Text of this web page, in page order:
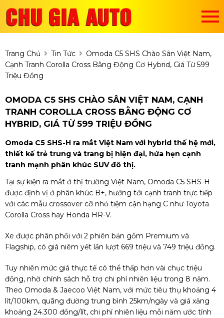
Trang Chủ Tin Tức
Omoda C5 SHS Chào Sân Việt Nam,
Cạnh Tranh Corolla Cross Bằng Động Cơ Hybrid, Giá Từ 599
Triệu Đồng
OMODA C5 SHS CHÀO SÂN VIỆT NAM, CẠNH
TRANH COROLLA CROSS BẰNG ĐỘNG CƠ
HYBRID, GIÁ TỪ 599 TRIỆU ĐỒNG
Omoda C5 SHS-H ra mắt Việt Nam với hybrid thế hệ mới,
thiết kế trẻ trung và trang bị hiện đại, hứa hẹn cạnh
tranh mạnh phân khúc SUV đô thị.
Tại sự kiện ra mắt ở thị trường Việt Nam, Omoda C5 SHS-H
được định vị ở phân khúc B+, hướng tới cạnh tranh trực tiếp
với các mẫu crossover cỡ nhỏ tiệm cận hạng C như Toyota
Corolla Cross hay Honda HR-V.
Xe được phân phối với 2 phiên bản gồm Premium và
Flagship, có giá niêm yết lần lượt 669 triệu và 749 triệu đồng.
Tuy nhiên mức giá thực tế có thể thấp hơn vài chục triệu
đồng, nhờ chính sách hỗ trợ chi phí nhiên liệu trong 8 năm.
Theo Omoda & Jaecoo Việt Nam, với mức tiêu thụ khoảng 4
lít/100km, quãng đường trung bình 25km/ngày và giá xăng
khoảng 24.300 đồng/lít, chi phí nhiên liệu mỗi năm ước tính